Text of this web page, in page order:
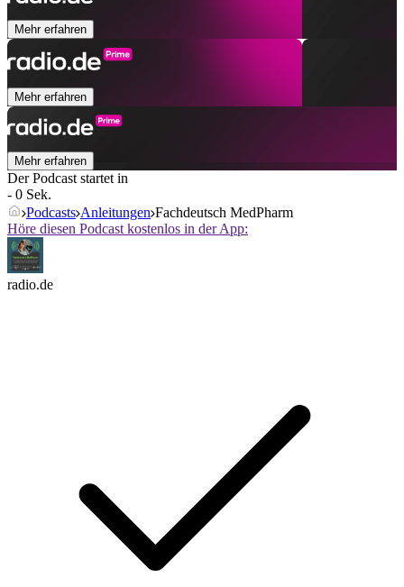
Mehr erfahren
Mehr erfahren
Mehr erfahren
Der Podcast startet in
- 0 Sek.
Podcasts Anleitungen Fachdeutsch MedPharm
Höre diesen Podcast kostenlos in der App:
radio.de